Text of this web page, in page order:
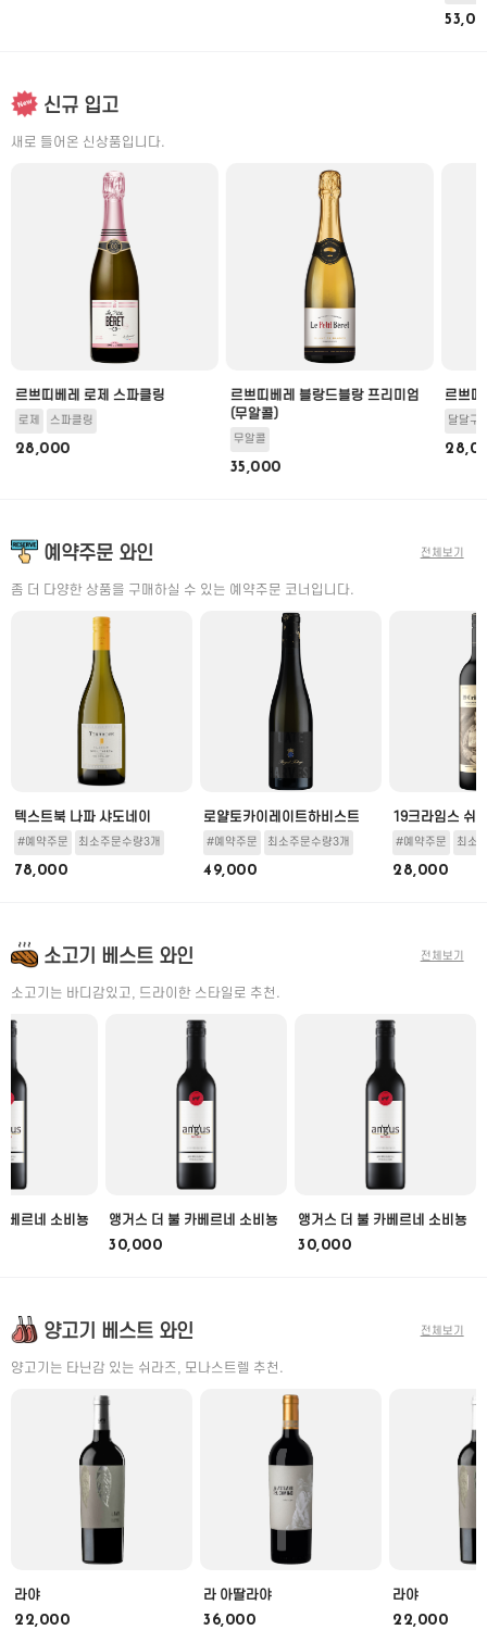
신규 입고
새로 들어온 신상품입니다.
르쁘띠베레 로제 스파클링
로제 스파클링
28,000
르쁘띠베레 블랑드블랑 프리미엄
(무알콜)
무알콜
35,000
르쁘
달달구
전체보기
예약주문 와인
좀 더 다양한 상품을 구매하실 수 있는 예약주문 코너입니다.
텍스트북 나파 샤도네이
#예약주문 최소주문수량3개
78,000
로얄토카이레이트하비스트
#예약주문 최소주문수량3개
49,000
19크라임스 쉬
#예약주문 최소
28,000
전체보기
소고기 베스트 와인
소고기는 바디감있고, 드라이한 스타일로 추천.
베르네 소비뇽 앵거스 더 불 카베르네 소비뇽
30,000
앵거스 더 불 카베르네 소비뇽
30,000
전체보기
양고기 베스트 와인
양고기는 타닌감 있는 쉬라즈, 모나스트렐 추천.
라야
22,000
라 아딸라야
36,000
라야
22,000